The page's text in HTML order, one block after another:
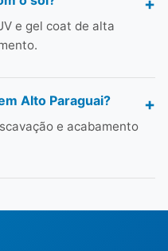
e gel coat de alta
Alto Paraguai?
e acabamento